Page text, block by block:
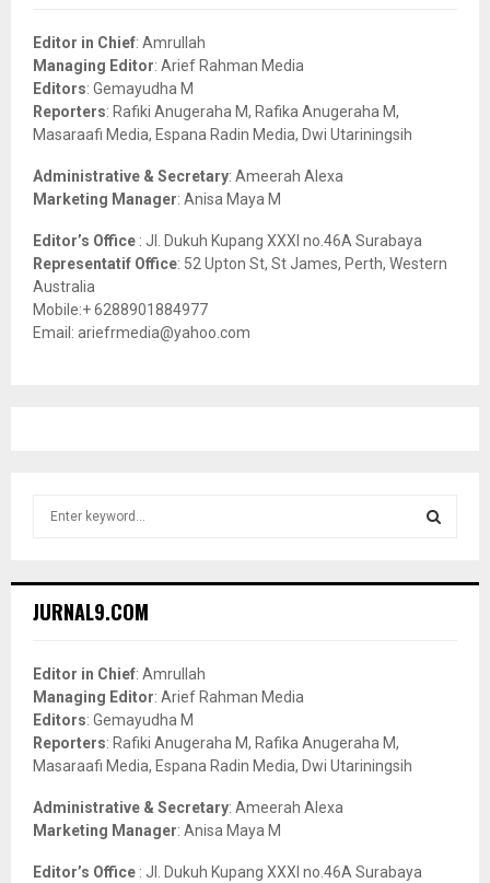
o
r
:
Editor in Chief: Amrullah
Managing Editor: Arief Rahman Media
Editors: Gemayudha M
Reporters: Rafiki Anugeraha M, Rafika Anugeraha M,
Masaraafi Media, Espana Radin Media, Dwi Utariningsih
Administrative & Secretary: Ameerah Alexa
Marketing Manager: Anisa Maya M
Editor’s Office : Jl. Dukuh Kupang XXXI no.46A Surabaya
Representatif Office: 52 Upton St, St James, Perth, Western
Australia
Mobile:+ 6288901884977
Email: ariefrmedia@yahoo.com
h
o
r
:
JURNAL9.COM
Editor in Chief: Amrullah
Managing Editor: Arief Rahman Media
Editors: Gemayudha M
Reporters: Rafiki Anugeraha M, Rafika Anugeraha M,
Masaraafi Media, Espana Radin Media, Dwi Utariningsih
Administrative & Secretary: Ameerah Alexa
Marketing Manager: Anisa Maya M
Editor’s Office : Jl. Dukuh Kupang XXXI no.46A Surabaya